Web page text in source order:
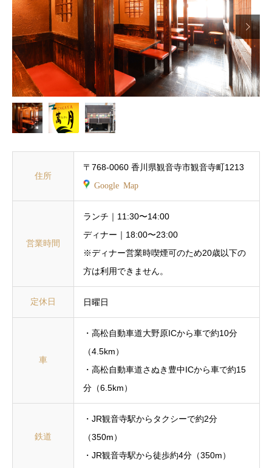

住所
〒768-0060 香川県観音寺市観音寺町1213
Google Map
営業時間
ランチ｜11:30〜14:00
ディナー｜18:00〜23:00
※ディナー営業時喫煙可のため20歳以下の
方は利用できません。
定休日 日曜日
車
・高松自動車道大野原ICから車で約10分
（4.5km）
・高松自動車道さぬき豊中ICから車で約15
分（6.5km）
鉄道
・JR観音寺駅からタクシーで約2分
（350m）
・JR観音寺駅から徒歩約4分（350m）